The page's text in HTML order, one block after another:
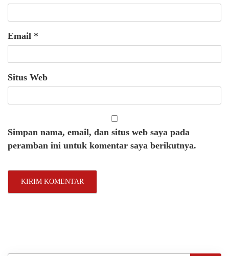
Email *
Situs Web
Simpan nama, email, dan situs web saya pada
peramban ini untuk komentar saya berikutnya.